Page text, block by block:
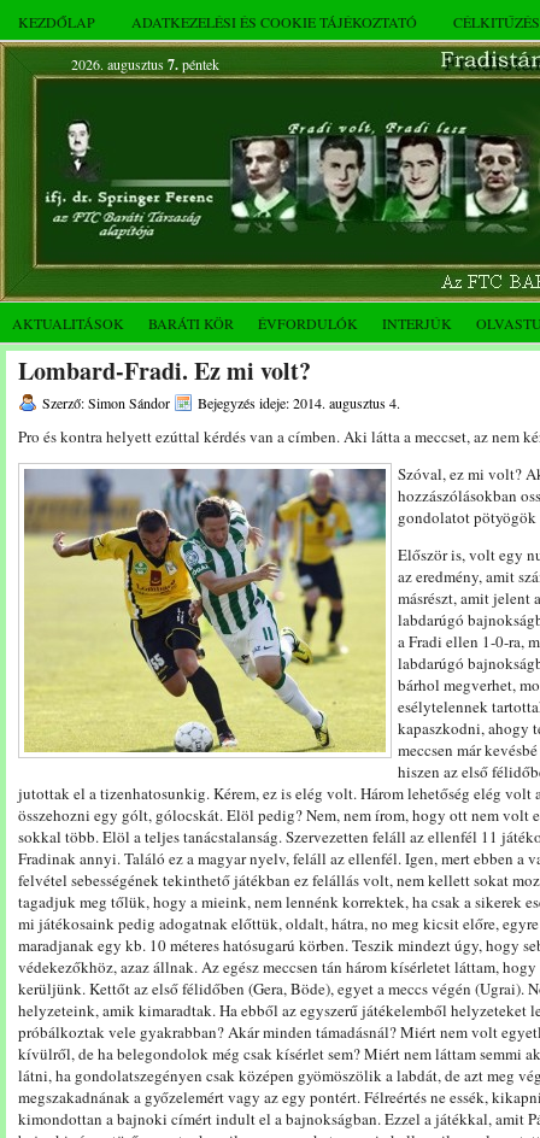
KEZDŐLAP ADATKEZELÉSI ÉS COOKIE TÁJÉKOZTATÓ
2026. augusztus 7.péntek
AKTUALITÁSOK BARÁTI KÖR ÉVFORDULÓK INTERJÚK
Lombard-Fradi. Ez mi volt?
Szerző: Simon Sándor Bejegyzés ideje: 2014. augusztus 4.
Pro és kontra helyett ezúttal kérdés van a címben. Aki látta a meccset, az nem
Szóval, ez mi volt?
hozzászólásokban
gondolatot
Először is, volt egy
az eredmény, amit
másrészt, amit jelent
labdarúgó
a Fradi ellen 1-0-ra,
labdarúgó
bárhol megverhet,
esélytelennek
kapaszkodni, ahogy
meccsen már
hiszen az első
jutottak el a tizenhatosunkig. Kérem, ez is elég volt. Három lehetőség elég volt
összehozni egy gólt, gólocskát. Elöl pedig? Nem, nem írom, hogy ott nem volt
sokkal több. Elöl a teljes tanácstalanság. Szervezetten feláll az ellenfél 11
Fradinak annyi. Találó ez a magyar nyelv, feláll az ellenfél. Igen, mert ebben a
felvétel sebességének tekinthető játékban ez felállás volt, nem kellett sokat
tagadjuk meg tőlük, hogy a mieink, nem lennénk korrektek, ha csak a sikerek
mi játékosaink pedig adogatnak előttük, oldalt, hátra, no meg kicsit előre,
maradjanak egy kb. 10 méteres hatósugarú körben. Teszik mindezt úgy, hogy
védekezőkhöz, azaz állnak. Az egész meccsen tán három kísérletet láttam,
kerüljünk. Kettőt az első félidőben (Gera, Böde), egyet a meccs végén (Ugrai).
helyzeteink, amik kimaradtak. Ha ebből az egyszerű játékelemből helyzeteket
próbálkoztak vele gyakrabban? Akár minden támadásnál? Miért nem volt
kívülről, de ha belegondolok még csak kísérlet sem? Miért nem láttam semmi
látni, ha gondolatszegényen csak középen gyömöszölik a labdát, de azt meg
megszakadnának a győzelemért vagy az egy pontért. Félreértés ne essék,
kimondottan a bajnoki címért indult el a bajnokságban. Ezzel a játékkal, amit